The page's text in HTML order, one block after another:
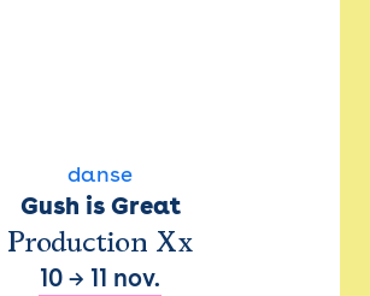
danse
Gush is Great
Production Xx
10 → 11 nov.